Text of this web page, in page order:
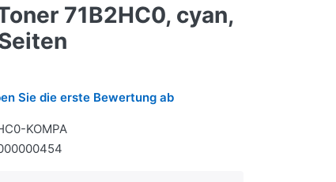
71B2HC0, cyan,
Sie die erste Bewertung ab
KOMPA